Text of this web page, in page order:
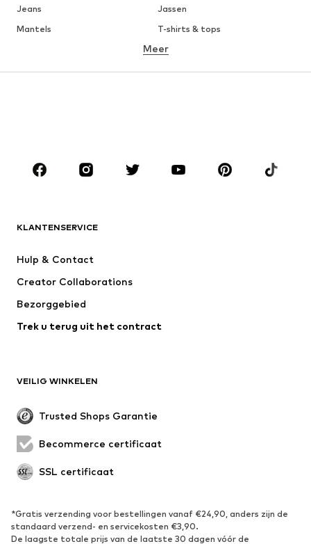
Jeans
Jassen
Mantels
T-shirts & tops
Ondergoed
Accessoires
Premium
Nieuw
Ondergoed
Mantels
Rokken
Evenementen
SCHOENEN
Sneakers
Enkellaarsjes
Pumps & hakken
Laarzen
Meer
KLANTENSERVICE
Hulp & Contact
Creator Collaborations
Bezorggebied
Trek u terug uit het contract
VEILIG WINKELEN
Trusted Shops Garantie
Becommerce certificaat
SSL certificaat
*Gratis verzending voor bestellingen vanaf €24,90, anders zijn de
standaard verzend- en servicekosten €3,90.
De laagste totale prijs van de laatste 30 dagen vóór de